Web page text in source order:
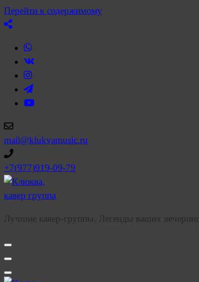
Перейти к содержимому
mail@klukvamusic.ru
+7(977)919-09-79
Лучшие кавер-группы. Легенды ваших